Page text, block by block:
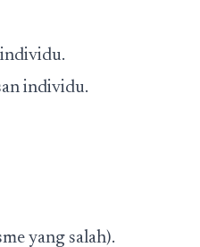
individu.
yang salah).